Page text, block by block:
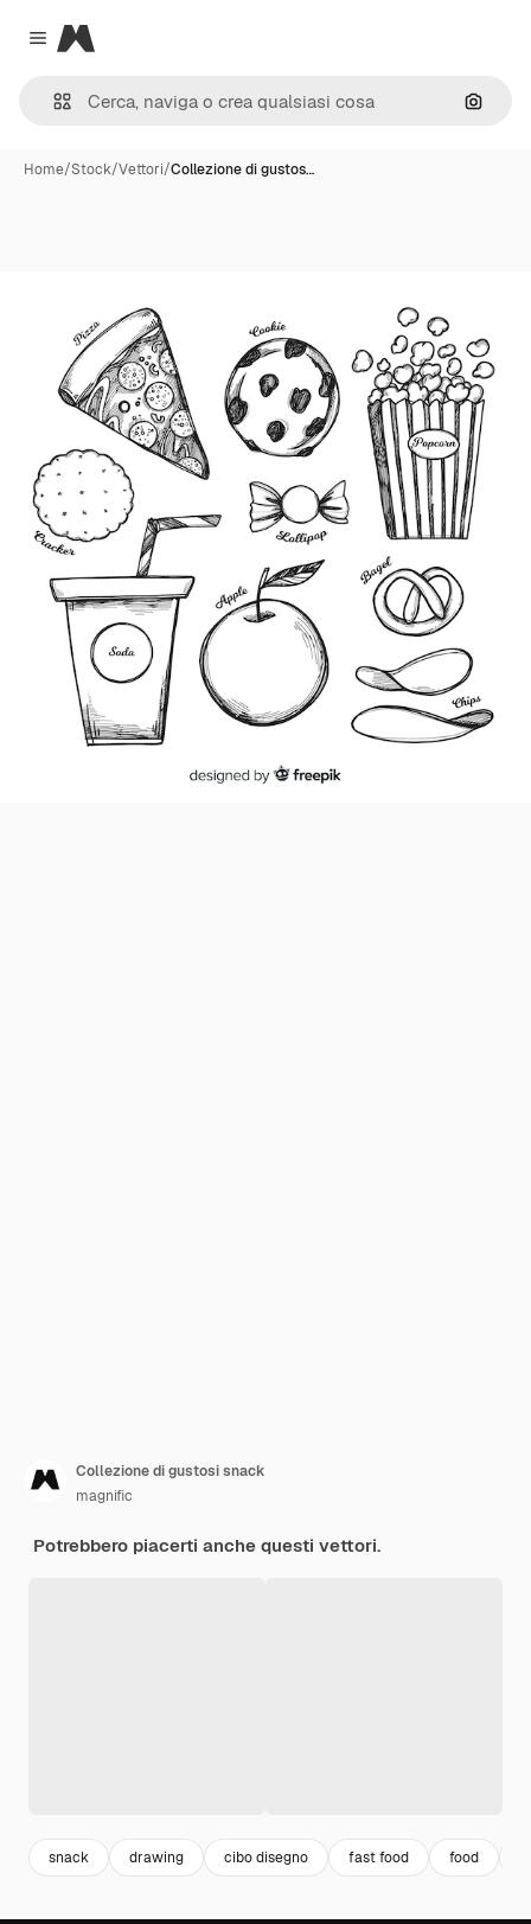
Close menu
Magnific
Cerca
Home/Stock/Vettori/Collezione di gustos…
Collezione di gustosi snack
magnific
Potrebbero piacerti anche questi vettori.
snack drawing cibo disegno fast food food